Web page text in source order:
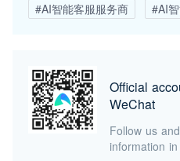
#AI智能客服服务商
#AI
Official
WeChat
Follow us
information